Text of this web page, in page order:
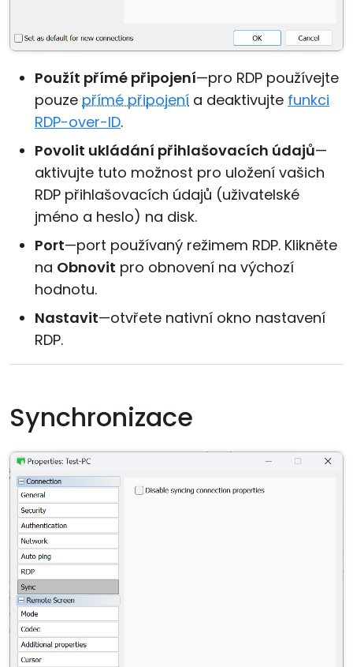
Použít přímé připojení—pro RDP používejte
pouze přímé připojení a deaktivujte funkci
RDP-over-ID.
Povolit ukládání přihlašovacích údajů—
aktivujte tuto možnost pro uložení vašich
RDP přihlašovacích údajů (uživatelské
jméno a heslo) na disk.
Port—port používaný režimem RDP. Klikněte
na Obnovit pro obnovení na výchozí
hodnotu.
Nastavit—otvřete nativní okno nastavení
RDP.
Synchronizace